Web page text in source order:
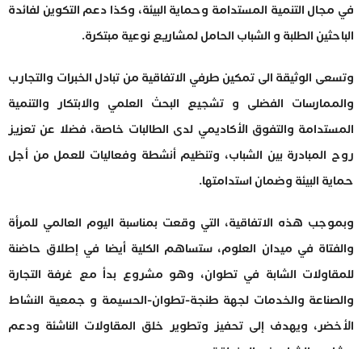
في مجال التنمية المستدامة وحماية البيئة، وكذا دعم التكوين لفائدة
الباحثين الطلبة و الشباب الحامل لمشاريع نوعية مبتكرة.
وتسعى الوثيقة الى تمكين طرفي الاتفاقية من تبادل الخبرات والتجارب
والممارسات الفضلى و تشجيع البحث العلمي والابتكار والتنمية
المستدامة والتفوق الأكاديمي لدى الطالبات خاصة، فضلا عن تعزيز
روح المبادرة بين الشباب، وتنظيم أنشطة وفعاليات للعمل من أجل
حماية البيئة وضمان استدامتها.
وبموجب هذه الاتفاقية، التي وقعت بمناسبة اليوم العالمي للمرأة
والفتاة في ميدان العلوم، ستساهم الكلية أيضا في إطلاق حاضنة
للمقاولات الشابة في تطوان، وهو مشروع بدأ مع غرفة التجارة
والصناعة والخدمات لجهة طنجة-تطوان-الحسيمة و جمعية النشاط
الأخضر، ويهدف إلى تحفيز وتطوير خلق المقاولات الناشئة ودعم